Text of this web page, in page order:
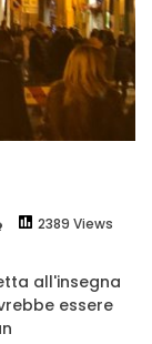
2389 Views
all'insegna
essere